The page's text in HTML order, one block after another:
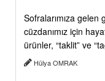
Sofralarımıza gelen
cüzdanımız için
ürünler, “taklit” ve
Hülya OMRAK